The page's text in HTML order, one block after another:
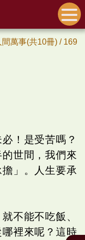
間萬事(共10冊) / 169
！是受苦嗎？
世間，我們來
」。人生要承
不能不吃飯、
裡來呢？這時